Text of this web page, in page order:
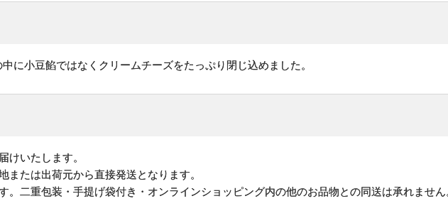
に小豆餡ではなくクリームチーズをたっぷり閉じ込めました。
けいたします。
または出荷元から直接発送となります。
。二重包装・手提げ袋付き・オンラインショッピング内の他のお品物との同送は承れません